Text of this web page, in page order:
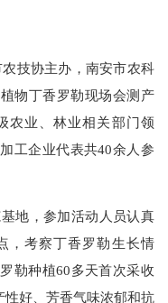
技协主办，南安市农科
物丁香罗勒现场会测产
农业、林业相关部门领
工企业代表共40余人参
地，参加活动人员认真
，考察丁香罗勒生长情
勒种植60多天首次采收
好、芳香气味浓郁和抗